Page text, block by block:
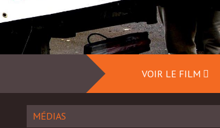
VOIR LE FILM
MÉDIAS